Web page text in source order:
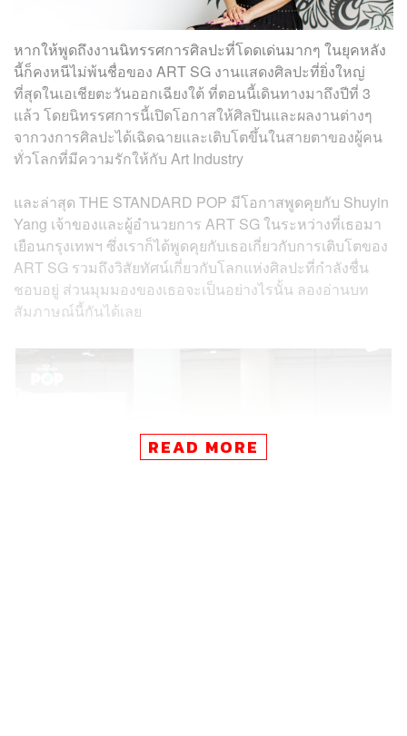
หากให้พูดถึงงานนิทรรศการศิลปะที่โดดเด่นมากๆ ในยุคหลัง
นี้ก็คงหนีไม่พ้นชื่อของ ART SG งานแสดงศิลปะที่ยิ่งใหญ่
ที่สุดในเอเชียตะวันออกเฉียงใต้ ที่ตอนนี้เดินทางมาถึงปีที่ 3
แล้ว โดยนิทรรศการนี้เปิดโอกาสให้ศิลปินและผลงานต่างๆ
จากวงการศิลปะได้เฉิดฉายและเติบโตขึ้นในสายตาของผู้คน
ทั่วโลกที่มีความรักให้กับ Art Industry
และล่าสุด THE STANDARD POP มีโอกาสพูดคุยกับ Shuyin
Yang เจ้าของและผู้อำนวยการ ART SG ในระหว่างที่เธอมา
เยือนกรุงเทพฯ ซึ่งเราก็ได้พูดคุยกับเธอเกี่ยวกับการเติบโตของ
ART SG รวมถึงวิสัยทัศน์เกี่ยวกับโลกแห่งศิลปะที่กำลังชื่น
ชอบอยู่ ส่วนมุมมองของเธอจะเป็นอย่างไรนั้น ลองอ่านบท
สัมภาษณ์นี้กันได้เลย
READ MORE